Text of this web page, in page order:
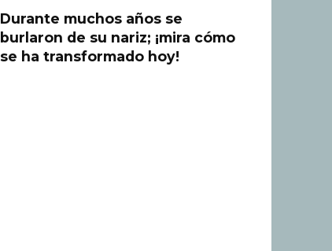
Durante muchos años se
burlaron de su nariz; ¡mira cómo
se ha transformado hoy!